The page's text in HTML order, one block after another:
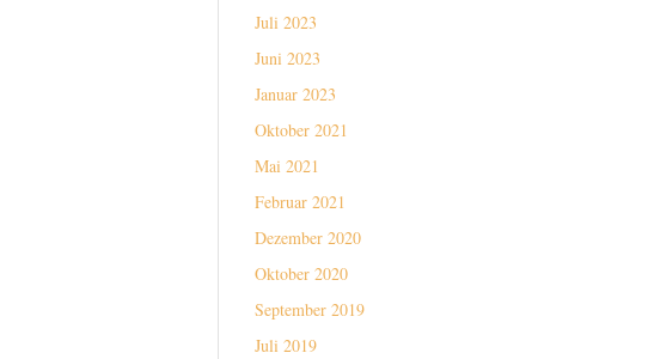
Juli 2023
Juni 2023
Januar 2023
Oktober 2021
Mai 2021
Februar 2021
Dezember 2020
Oktober 2020
September 2019
Juli 2019